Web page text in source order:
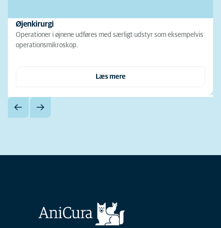
Øjenkirurgi
Operationer i øjnene udføres med særligt udstyr som eksempelvis
operationsmikroskop.
Læs mere